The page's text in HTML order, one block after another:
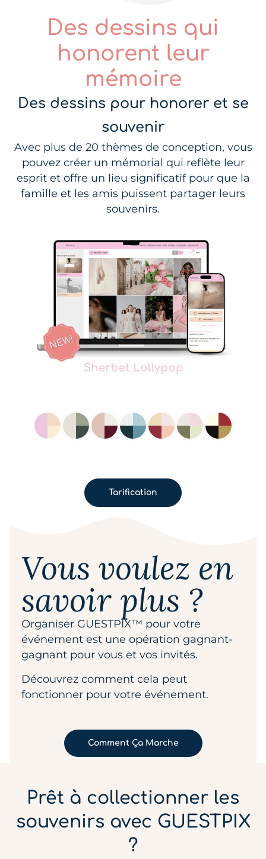
Des dessins qui
honorent leur
mémoire
Des dessins pour honorer et se
souvenir
Avec plus de 20 thèmes de conception, vous
pouvez créer un mémorial qui reflète leur
esprit et offre un lieu significatif pour que la
famille et les amis puissent partager leurs
souvenirs.
Tarification
Vous voulez en
savoir plus ?
Organiser GUESTPIX™ pour votre
événement est une opération gagnant-
gagnant pour vous et vos invités.
Découvrez comment cela peut
fonctionner pour votre événement.
Comment Ça Marche
Prêt à collectionner les
souvenirs avec GUESTPIX
?